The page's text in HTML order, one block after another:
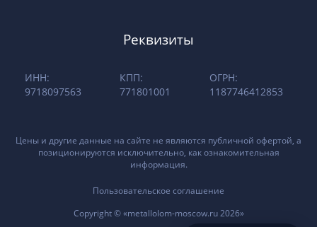
Реквизиты
ИНН:
9718097563
КПП:
771801001
ОГРН:
1187746412853
Цены и другие данные на сайте не являются публичной офертой, а
позиционируются исключительно, как ознакомительная
информация.
Пользовательское соглашение
Copyright © «metallolom-moscow.ru 2026»